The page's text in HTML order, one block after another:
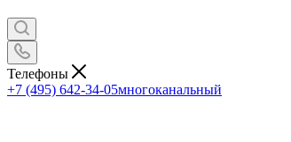
Телефоны
+7 (495) 642-34-05многоканальный